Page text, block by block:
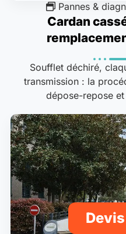
Pannes &
Cardan
Soufflet déchiré,
transmission : la
dépose-repose